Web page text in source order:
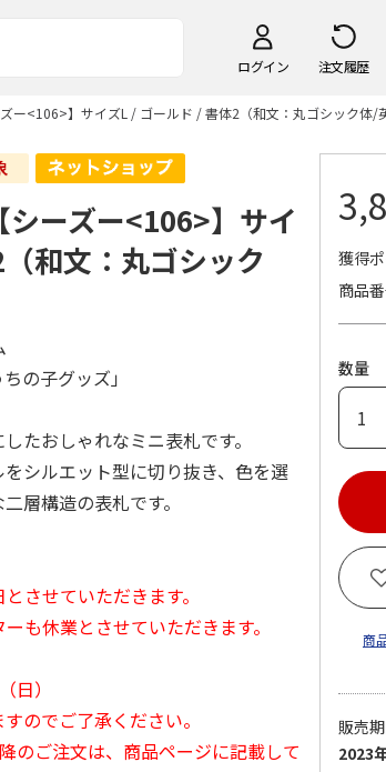
ログイン 注文履歴
ー<106>】サイズL / ゴールド / 書体2（和文：丸ゴシック体/
ーズー<106>】サイ
和文：丸ゴシック
の子グッズ」
たおしゃれなミニ表札です。
シルエット型に切り抜き、色を選
層構造の表札です。
させていただきます。
も休業とさせていただきます。
日）
のでご了承ください。
のご注文は、商品ページに記載して
獲得
商品
数量
商
販売
2023